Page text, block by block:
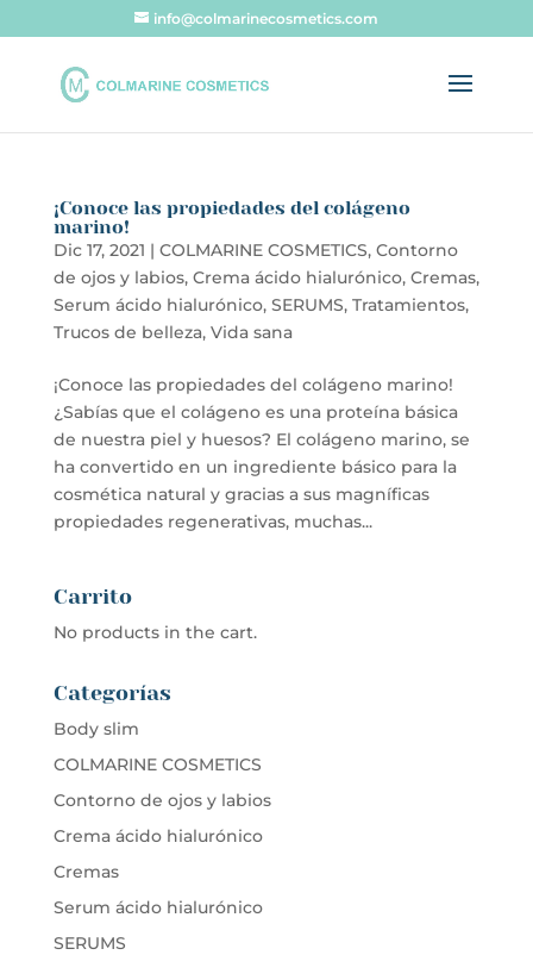
info@colmarinecosmetics.com
¡Conoce las propiedades del colágeno
marino!
Dic 17, 2021 | COLMARINE COSMETICS, Contorno
de ojos y labios, Crema ácido hialurónico, Cremas,
Serum ácido hialurónico, SERUMS, Tratamientos,
Trucos de belleza, Vida sana
¡Conoce las propiedades del colágeno marino!
¿Sabías que el colágeno es una proteína básica
de nuestra piel y huesos? El colágeno marino, se
ha convertido en un ingrediente básico para la
cosmética natural y gracias a sus magníficas
propiedades regenerativas, muchas...
Carrito
No products in the cart.
Categorías
Body slim
COLMARINE COSMETICS
Contorno de ojos y labios
Crema ácido hialurónico
Cremas
Serum ácido hialurónico
SERUMS